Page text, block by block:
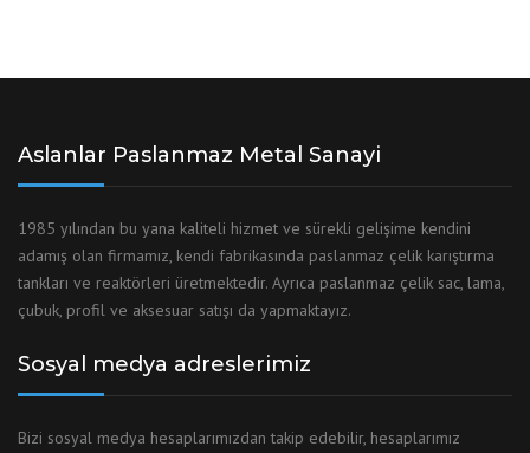
Aslanlar Paslanmaz Metal Sanayi
1985 yılından bu yana kaliteli hizmet ve sürekli gelişime kendini
adamış olan firmamız, kendi fabrikasında paslanmaz çelik karıştırma
tankları ve reaktörleri üretmektedir. Ayrıca paslanmaz çelik sac, lama,
çubuk, profil ve aksesuar satışı da yapmaktayız.
Sosyal medya adreslerimiz
Bizi sosyal medya hesaplarımızdan takip edebilir, hesaplarımız